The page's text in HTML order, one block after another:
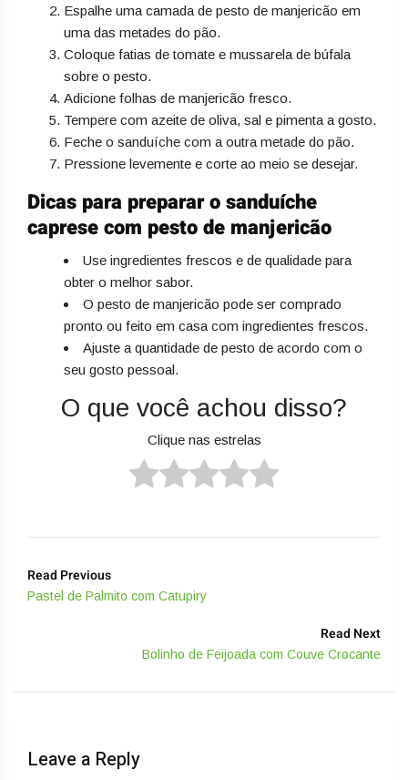
Espalhe uma camada de pesto de manjericão em
uma das metades do pão.
Coloque fatias de tomate e mussarela de búfala
sobre o pesto.
Adicione folhas de manjericão fresco.
Tempere com azeite de oliva, sal e pimenta a gosto.
Feche o sanduíche com a outra metade do pão.
Pressione levemente e corte ao meio se desejar.
Dicas para preparar o sanduíche
caprese com pesto de manjericão
Use ingredientes frescos e de qualidade para
obter o melhor sabor.
O pesto de manjericão pode ser comprado
pronto ou feito em casa com ingredientes frescos.
Ajuste a quantidade de pesto de acordo com o
seu gosto pessoal.
O que você achou disso?
Clique nas estrelas
Read Previous
Pastel de Palmito com Catupiry
Read Next
Bolinho de Feijoada com Couve Crocante
Leave a Reply